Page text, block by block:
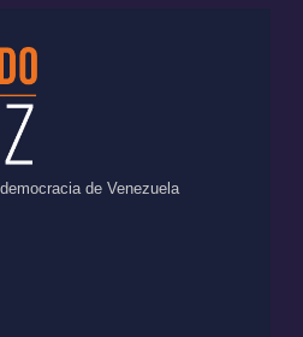
de Venezuela